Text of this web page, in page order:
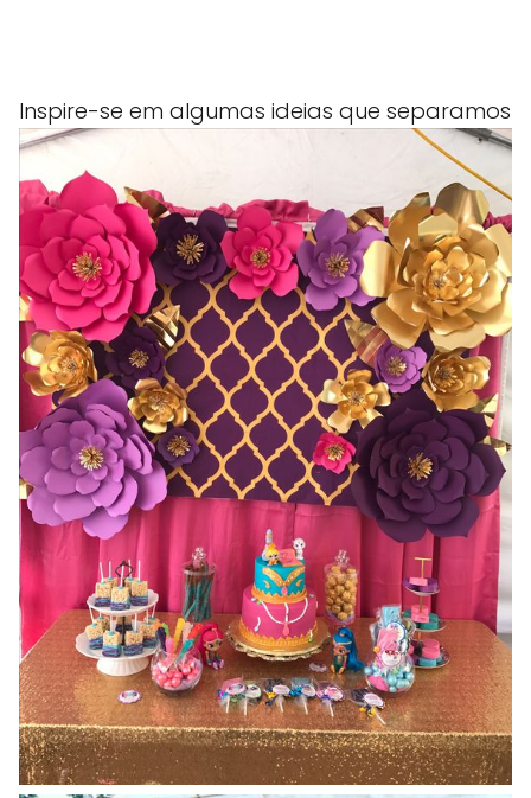
Inspire-se em algumas ideias que separamos